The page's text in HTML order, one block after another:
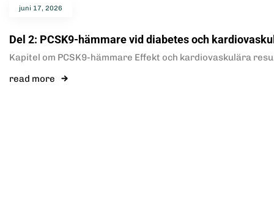
juni 17, 2026
Del 2: PCSK9-hämmare vid diabetes och
Kapitel om PCSK9-hämmare Effekt och kardiovaskulära
read more